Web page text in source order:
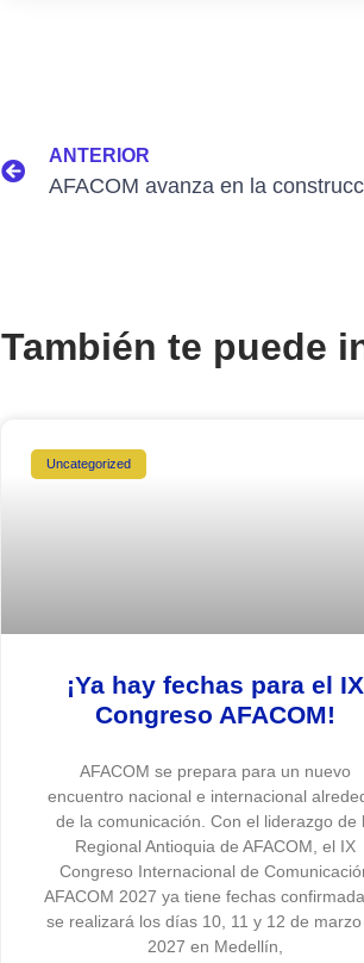
ANTERIOR
También te puede
Uncategorized
¡Ya hay fechas para el IX
Congreso AFACOM!
AFACOM se prepara para un nuevo
encuentro nacional e internacional
de la comunicación. Con el liderazgo de
Regional Antioquia de AFACOM, el IX
Congreso Internacional de
AFACOM 2027 ya tiene fechas
se realizará los días 10, 11 y 12 de marzo
2027 en Medellín,